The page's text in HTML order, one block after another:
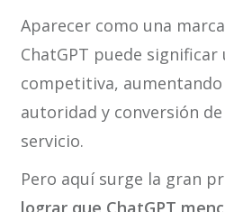
Aparecer como una
ChatGPT puede
competitiva,
autoridad y conversión
servicio.
Pero aquí surge la gran
lograr que ChatGPT